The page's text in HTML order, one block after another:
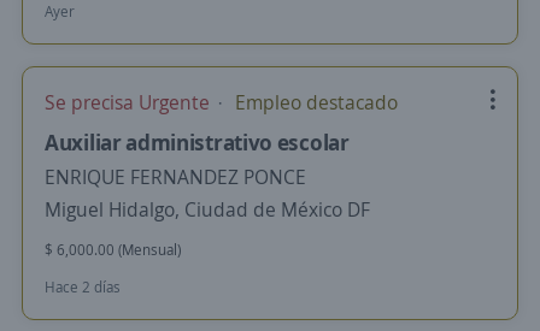
Ayer
Se precisa Urgente Empleo destacado
Auxiliar administrativo escolar
ENRIQUE FERNANDEZ PONCE
Miguel Hidalgo, Ciudad de México DF
$ 6,000.00 (Mensual)
Hace 2 días